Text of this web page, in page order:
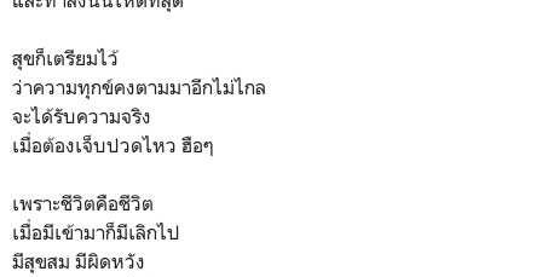
สุขก็เตรียมไว้
ว่าความทุกข์คงตามมาอีกไม่ไกล
จะได้รับความจริง
เมื่อต้องเจ็บปวดไหว ฮือๆ
เพราะชีวิตคือชีวิต
เมื่อมีเข้ามาก็มีเลิกไป
มีสุขสม มีผิดหวัง